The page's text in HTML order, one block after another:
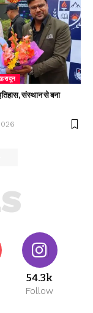
संस्थान से बना
54.3k
Follow